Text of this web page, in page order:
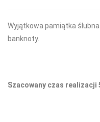
Wyjątkowa pamiątka
banknoty.
Szacowany czas realizacji